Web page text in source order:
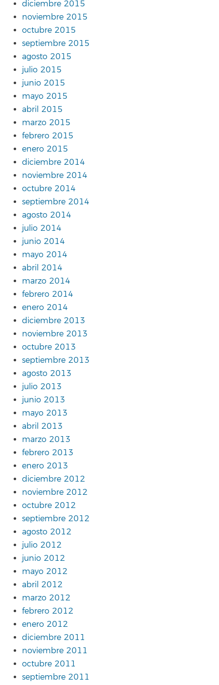
diciembre 2015
noviembre 2015
octubre 2015
septiembre 2015
agosto 2015
julio 2015
junio 2015
mayo 2015
abril 2015
marzo 2015
febrero 2015
enero 2015
diciembre 2014
noviembre 2014
octubre 2014
septiembre 2014
agosto 2014
julio 2014
junio 2014
mayo 2014
abril 2014
marzo 2014
febrero 2014
enero 2014
diciembre 2013
noviembre 2013
octubre 2013
septiembre 2013
agosto 2013
julio 2013
junio 2013
mayo 2013
abril 2013
marzo 2013
febrero 2013
enero 2013
diciembre 2012
noviembre 2012
octubre 2012
septiembre 2012
agosto 2012
julio 2012
junio 2012
mayo 2012
abril 2012
marzo 2012
febrero 2012
enero 2012
diciembre 2011
noviembre 2011
octubre 2011
septiembre 2011